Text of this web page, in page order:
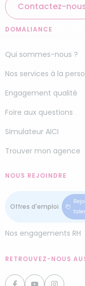
Contactez-
DOMALIANCE
Qui sommes-nous ?
Nos services à la
Engagement qualité
Foire aux questions
Simulateur AICI
Trouver mon agence
NOUS REJOINDRE
Nos engagements RH
RETROUVEZ-NOUS